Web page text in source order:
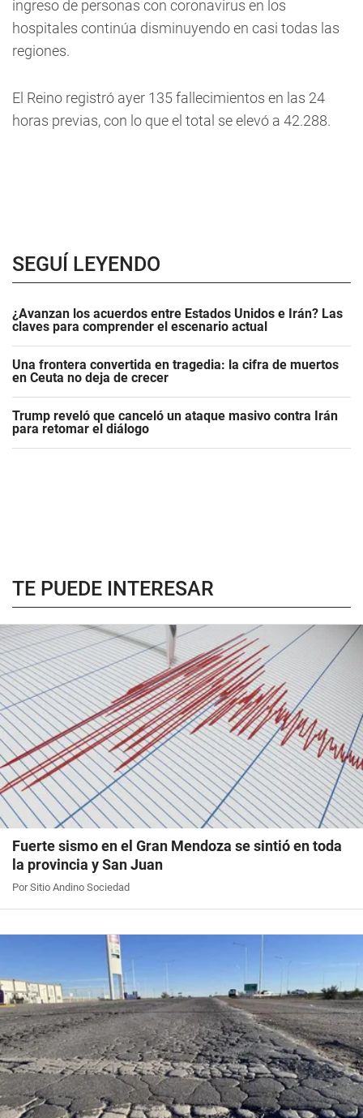
ingreso de personas con coronavirus en los
hospitales continúa disminuyendo en casi todas las
regiones.
El Reino registró ayer 135 fallecimientos en las 24
horas previas, con lo que el total se elevó a 42.288.
SEGUÍ LEYENDO
¿Avanzan los acuerdos entre Estados Unidos e Irán? Las
claves para comprender el escenario actual
Una frontera convertida en tragedia: la cifra de muertos
en Ceuta no deja de crecer
Trump reveló que canceló un ataque masivo contra Irán
para retomar el diálogo
TE PUEDE INTERESAR
Fuerte sismo en el Gran Mendoza se sintió en toda
la provincia y San Juan
Por Sitio Andino Sociedad